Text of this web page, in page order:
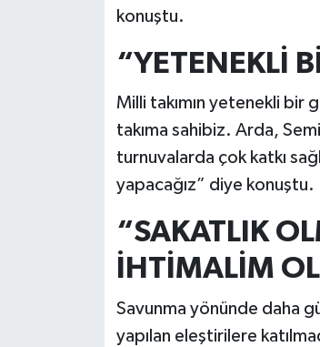
konuştu.
“YETENEKLİ
Milli takımın yetenekli bir
takıma sahibiz. Arda,
turnuvalarda çok katkı
yapacağız” diye konuştu.
“SAKATLIK
İHTİMALİM
Savunma yönünde daha
yapılan eleştirilere